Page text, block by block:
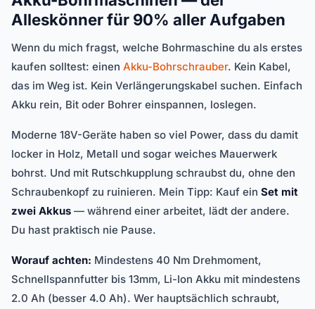
Alleskönner für 90% aller Aufgaben
Wenn du mich fragst, welche Bohrmaschine du als erstes
kaufen solltest: einen Akku-Bohrschrauber. Kein Kabel,
das im Weg ist. Kein Verlängerungskabel suchen. Einfach
Akku rein, Bit oder Bohrer einspannen, loslegen.
Moderne 18V-Geräte haben so viel Power, dass du damit
locker in Holz, Metall und sogar weiches Mauerwerk
bohrst. Und mit Rutschkupplung schraubst du, ohne den
Schraubenkopf zu ruinieren. Mein Tipp: Kauf ein Set mit
zwei Akkus — während einer arbeitet, lädt der andere.
Du hast praktisch nie Pause.
Worauf achten: Mindestens 40 Nm Drehmoment,
Schnellspannfutter bis 13mm, Li-Ion Akku mit mindestens
2.0 Ah (besser 4.0 Ah). Wer hauptsächlich schraubt,